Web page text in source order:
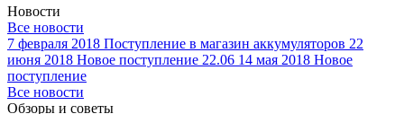
Новости
Все новости
7 февраля 2018 Поступление в магазин аккумуляторов 22
июня 2018 Новое поступление 22.06 14 мая 2018 Новое
поступление
Все новости
Обзоры и советы